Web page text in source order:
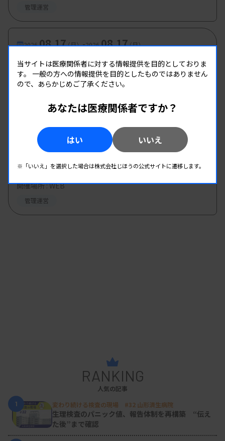
管理運営
2026.08.17（月）-2026.08.17（月）
多職種公開講座 手話講習会2026
主催 :大阪府臨床検査技師会
開催場所 : 大阪府
管理運営
2026. （水） 08.19 （水）
開催場所 : WEB
管理運営
RANKING
人気の記事
1
変わり続ける検査の現場 #32 山形済生病院
生理検査のパニック値、報告体制を再構築 “伝え
た後”まで確認
当サイトは医療関係者に対する情報提供を目的としておりま
す。 一般の方への情報提供を目的としたものではありません
ので、あらかじめご了承ください。
あなたは医療関係者ですか？
はい いいえ
※「いいえ」を選択した場合は株式会社じほうの公式サイトに遷移します。